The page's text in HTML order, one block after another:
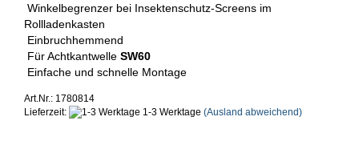
Winkelbegrenzer bei Insektenschutz-Screens im
Rollladenkasten
Einbruchhemmend
Für Achtkantwelle SW60
Einfache und schnelle Montage
Art.Nr.: 1780814
Lieferzeit:
1-3 Werktage (Ausland abweichend)